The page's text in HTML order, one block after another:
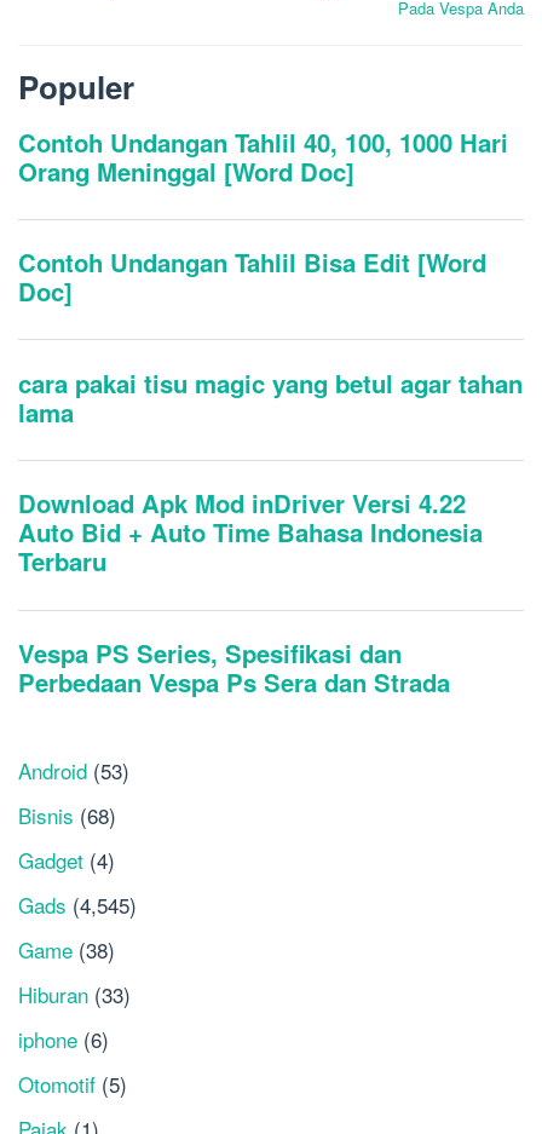
Pada Vespa Anda
Populer
Android (53)
Bisnis (68)
Gadget (4)
Gads (4,545)
Game (38)
Hiburan (33)
iphone (6)
Otomotif (5)